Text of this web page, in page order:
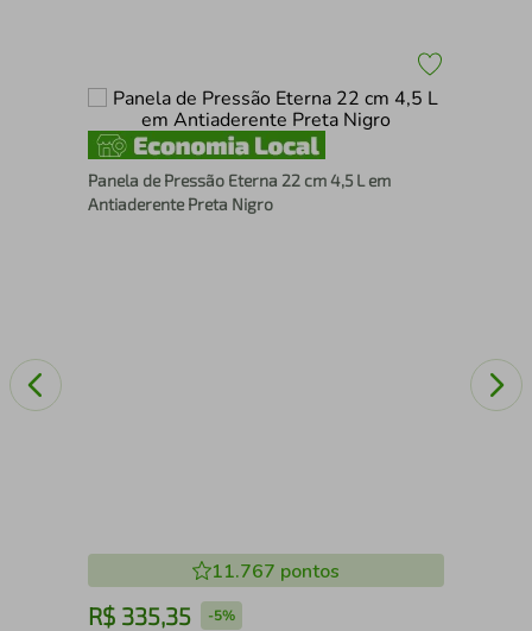
Panela de Pressão Eterna 22 cm 4,5 L em
Antiaderente Preta Nigro
11.767 pontos
R$ 335,35 -5%